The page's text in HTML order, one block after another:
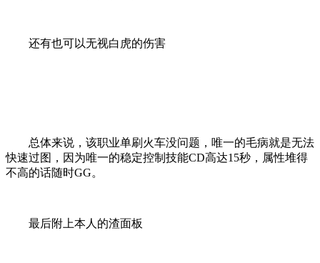
还有也可以无视白虎的伤害
总体来说，该职业单刷火车没问题，唯一的毛病就是无法
快速过图，因为唯一的稳定控制技能CD高达15秒，属性堆得
不高的话随时GG。
最后附上本人的渣面板